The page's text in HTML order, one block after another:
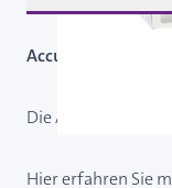
Accu-Chek Solo
Die Accu-Chek
Hier erfahren Sie